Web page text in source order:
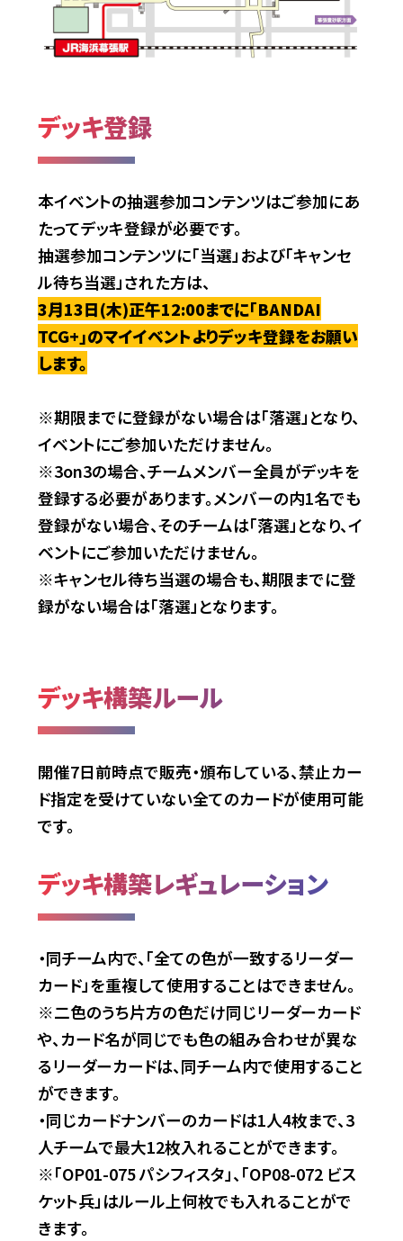
デッキ登録
本イベントの抽選参加コンテンツはご参加にあ
たってデッキ登録が必要です。
抽選参加コンテンツに「当選」および「キャンセ
ル待ち当選」された方は、
3月13日(木)正午12:00までに「BANDAI
TCG+」のマイイベントよりデッキ登録をお願い
します。
※期限までに登録がない場合は「落選」となり、
イベントにご参加いただけません。
※3on3の場合、チームメンバー全員がデッキを
登録する必要があります。メンバーの内1名でも
登録がない場合、そのチームは「落選」となり、イ
ベントにご参加いただけません。
※キャンセル待ち当選の場合も、期限までに登
録がない場合は「落選」となります。
デッキ構築ルール
開催7日前時点で販売・頒布している、禁止カー
ド指定を受けていない全てのカードが使用可能
です。
デッキ構築レギュレーション
・同チーム内で、「全ての色が一致するリーダー
カード」を重複して使用することはできません。
※二色のうち片方の色だけ同じリーダーカード
や、カード名が同じでも色の組み合わせが異な
るリーダーカードは、同チーム内で使用すること
ができます。
・同じカードナンバーのカードは1人4枚まで、3
人チームで最大12枚入れることができます。
※「OP01-075 パシフィスタ」、「OP08-072 ビス
ケット兵」はルール上何枚でも入れることがで
きます。